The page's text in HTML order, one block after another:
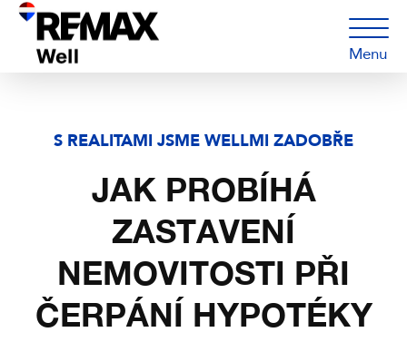
Menu
S REALITAMI JSME WELLMI ZADOBŘE
JAK PROBÍHÁ
ZASTAVENÍ
NEMOVITOSTI PŘI
ČERPÁNÍ HYPOTÉKY